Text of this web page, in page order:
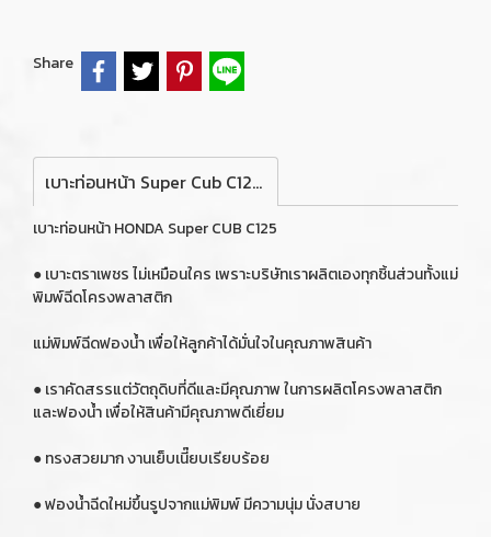
Share
เบาะท่อนหน้า Super Cub C125 สีน้ำตาลอ่อน (DIAMOND SEAT / เบาะตราเพชร)
เบาะท่อนหน้า HONDA Super CUB C125
● เบาะตราเพชร ไม่เหมือนใคร เพราะบริษัทเราผลิตเองทุกชิ้นส่วนทั้งแม่
พิมพ์ฉีดโครงพลาสติก
แม่พิมพ์ฉีดฟองน้ำ เพื่อให้ลูกค้าได้มั่นใจในคุณภาพสินค้า
● เราคัดสรรแต่วัตถุดิบที่ดีและมีคุณภาพ ในการผลิตโครงพลาสติก
และฟองน้ำ เพื่อให้สินค้ามีคุณภาพดีเยี่ยม
● ทรงสวยมาก งานเย็บเนี๊ยบเรียบร้อย
● ฟองน้ำฉีดใหม่ขึ้นรูปจากแม่พิมพ์ มีความนุ่ม นั่งสบาย